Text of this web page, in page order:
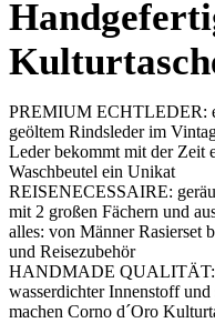
PREMIUM ECHTLEDER:
geöltem Rindsleder im
Leder bekommt mit der Zeit
Waschbeutel ein Unikat
REISENECESSAIRE:
mit 2 großen Fächern und
alles: von Männer Rasierset
und Reisezubehör
HANDMADE QUALITÄT:
wasserdichter Innenstoff
machen Corno d´Oro